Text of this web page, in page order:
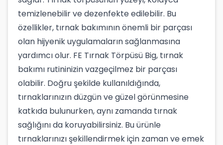
temizlenebilir ve dezenfekte edilebilir. Bu
özellikler, tırnak bakımının önemli bir parçası
olan hijyenik uygulamaların sağlanmasına
yardımcı olur. FE Tırnak Törpüsü Big, tırnak
bakımı rutininizin vazgeçilmez bir parçası
olabilir. Doğru şekilde kullanıldığında,
tırnaklarınızın düzgün ve güzel görünmesine
katkıda bulunurken, aynı zamanda tırnak
sağlığını da koruyabilirsiniz. Bu ürünle
tırnaklarınızı şekillendirmek için zaman ve emek